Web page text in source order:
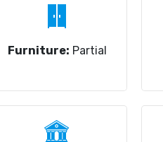
Furniture: Partial